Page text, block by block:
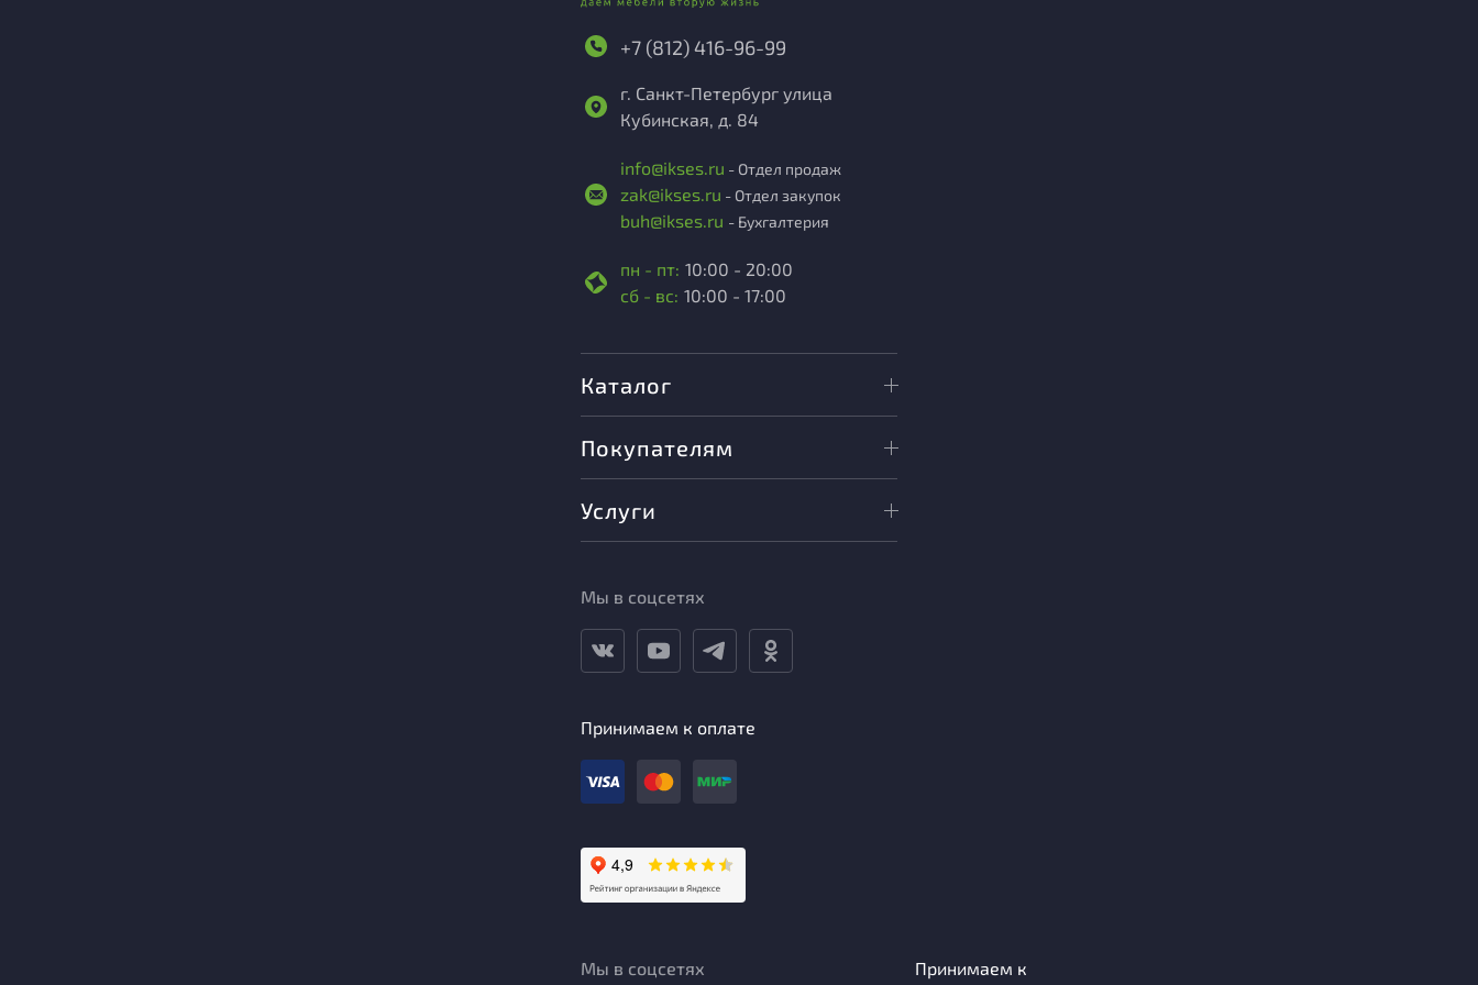
+7 (812) 416-96-99
г. Санкт-Петербург улица
Кубинская, д. 84
info@ikses.ru - Отдел продаж
zak@ikses.ru - Отдел закупок
buh@ikses.ru - Бухгалтерия
пн - пт: 10:00 - 20:00
сб - вс: 10:00 - 17:00
Каталог
Покупателям
Услуги
Мы в соцсетях
Принимаем к оплате
Мы в соцсетях
Принимаем к